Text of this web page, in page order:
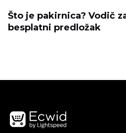
Što je pakirnica? Vodič
besplatni predložak